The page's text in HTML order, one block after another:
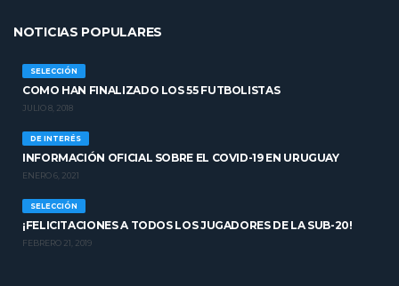
NOTICIAS POPULARES
SELECCIÓN
COMO HAN FINALIZADO LOS 55 FUTBOLISTAS
JULIO 8, 2018
DE INTERÉS
INFORMACIÓN OFICIAL SOBRE EL COVID-19 EN URUGUAY
ENERO 6, 2021
SELECCIÓN
¡FELICITACIONES A TODOS LOS JUGADORES DE LA SUB-20!
FEBRERO 21, 2019